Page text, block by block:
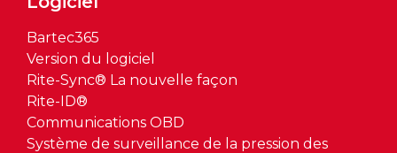
Bartec365
Version du logiciel
Rite-Sync® La nouvelle façon
Rite-ID®
Communications OBD
Système de surveillance de la pression des